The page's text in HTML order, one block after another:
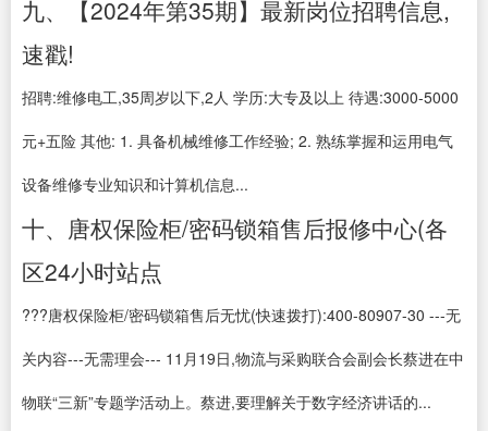
九、【2024年第35期】最新岗位招聘信息,
速戳!
招聘:维修电工,35周岁以下,2人 学历:大专及以上 待遇:3000-5000
元+五险 其他: 1. 具备机械维修工作经验; 2. 熟练掌握和运用电气
设备维修专业知识和计算机信息...
十、唐权保险柜/密码锁箱售后报修中心(各
区24小时站点
???唐权保险柜/密码锁箱售后无忧(快速拨打):400-80907-30 ---无
关内容---无需理会--- 11月19日,物流与采购联合会副会长蔡进在中
物联“三新”专题学活动上。蔡进,要理解关于数字经济讲话的...